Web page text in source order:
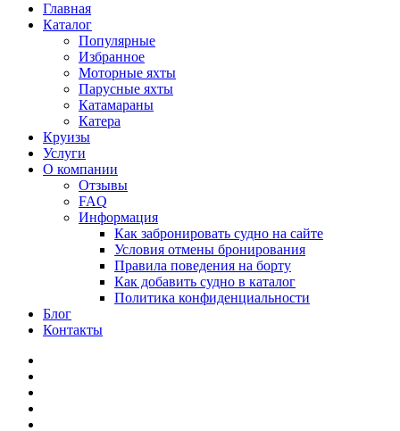
Главная
Каталог
Популярные
Избранное
Моторные яхты
Парусные яхты
Катамараны
Катера
Круизы
Услуги
О компании
Отзывы
FAQ
Информация
Как забронировать судно на сайте
Условия отмены бронирования
Правила поведения на борту
Как добавить судно в каталог
Политика конфиденциальности
Блог
Контакты